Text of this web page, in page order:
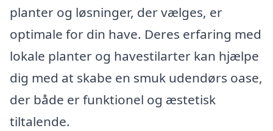
planter og løsninger, der vælges, er
optimale for din have. Deres erfaring med
lokale planter og havestilarter kan hjælpe
dig med at skabe en smuk udendørs oase,
der både er funktionel og æstetisk
tiltalende.